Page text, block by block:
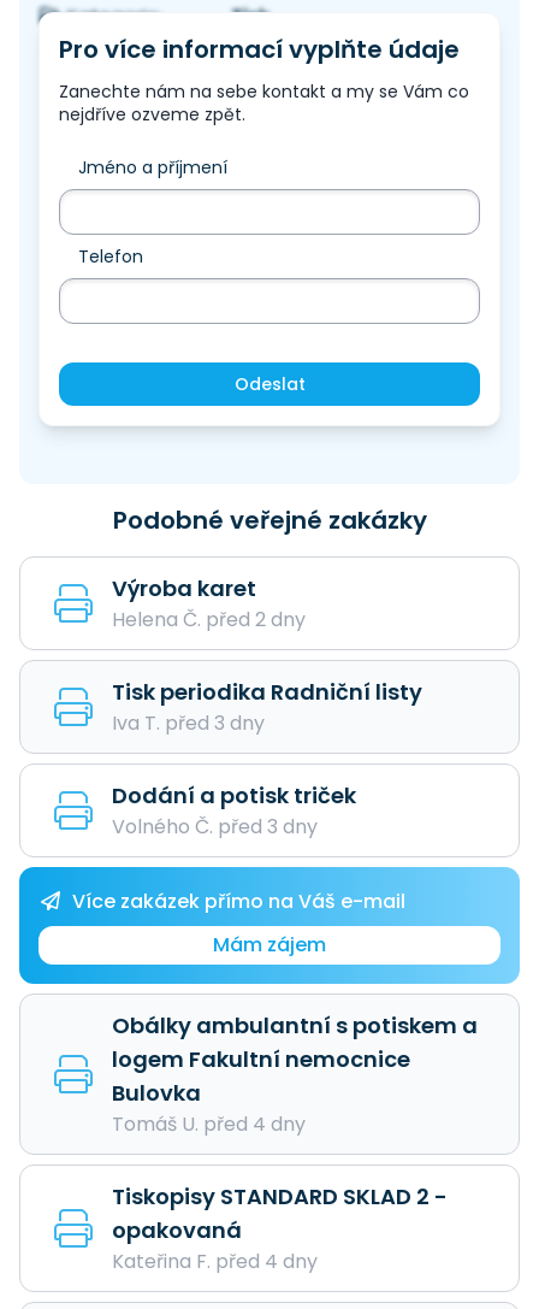
Kategorie:
Tisk
Pro více informací vyplňte údaje
Zanechte nám na sebe kontakt a my se Vám co
nejdříve ozveme zpět.
Jméno a příjmení
Telefon
Odeslat
Podobné veřejné zakázky
Výroba karet
Helena Č. před 2 dny
Tisk periodika Radniční listy
Iva T. před 3 dny
Dodání a potisk triček
Volného Č. před 3 dny
Více zakázek přímo na Váš e-mail
Mám zájem
Obálky ambulantní s potiskem a
logem Fakultní nemocnice
Bulovka
Tomáš U. před 4 dny
Tiskopisy STANDARD SKLAD 2 -
opakovaná
Kateřina F. před 4 dny